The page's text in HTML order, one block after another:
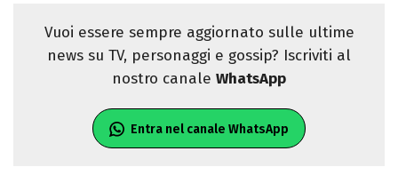
Vuoi essere sempre aggiornato sulle ultime
news su TV, personaggi e gossip? Iscriviti al
nostro canale WhatsApp
Entra nel canale WhatsApp